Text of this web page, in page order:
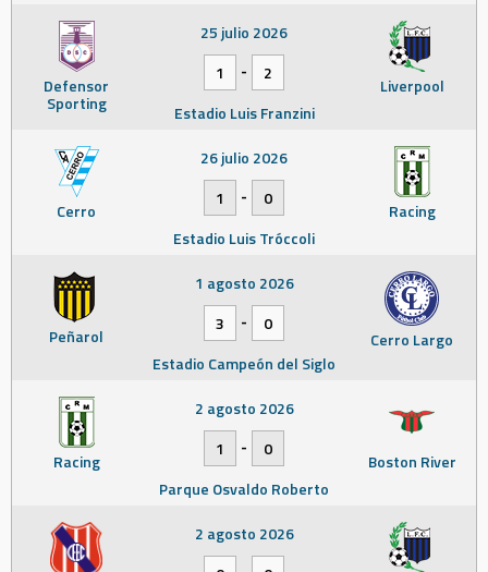
Defensor
Sporting
Liverpool
25 julio 2026
1
-
2
Estadio Luis Franzini
Cerro Racing
26 julio 2026
1
-
0
Estadio Luis Tróccoli
Peñarol Cerro Largo
1 agosto 2026
3
-
0
Estadio Campeón del Siglo
Racing Boston River
2 agosto 2026
1
-
0
Parque Osvaldo Roberto
2 agosto 2026